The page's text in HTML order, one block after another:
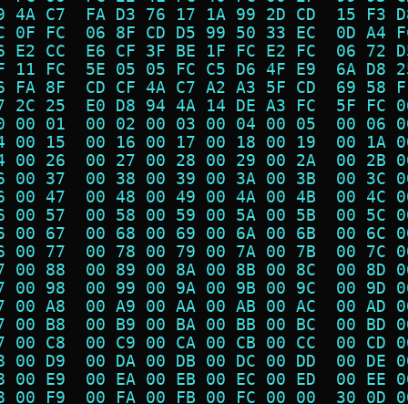
4A C7  FA D3 76 17 1A 99 2D CD  15
0F FC  06 8F CD D5 99 50 33 EC  0D
E2 CC  E6 CF 3F BE 1F FC E2 FC  06
11 FC  5E 05 05 FC C5 D6 4F E9  6A
FA 8F  CD CF 4A C7 A2 A3 5F CD  69
2C 25  E0 D8 94 4A 14 DE A3 FC  5F
00 01  00 02 00 03 00 04 00 05  00
00 15  00 16 00 17 00 18 00 19  00
00 26  00 27 00 28 00 29 00 2A  00
00 37  00 38 00 39 00 3A 00 3B  00
00 47  00 48 00 49 00 4A 00 4B  00
00 57  00 58 00 59 00 5A 00 5B  00
00 67  00 68 00 69 00 6A 00 6B  00
00 77  00 78 00 79 00 7A 00 7B  00
00 88  00 89 00 8A 00 8B 00 8C  00
00 98  00 99 00 9A 00 9B 00 9C  00
00 A8  00 A9 00 AA 00 AB 00 AC  00
00 B8  00 B9 00 BA 00 BB 00 BC  00
00 C8  00 C9 00 CA 00 CB 00 CC  00
00 D9  00 DA 00 DB 00 DC 00 DD  00
00 E9  00 EA 00 EB 00 EC 00 ED  00
00 F9  00 FA 00 FB 00 FC 00 00  30